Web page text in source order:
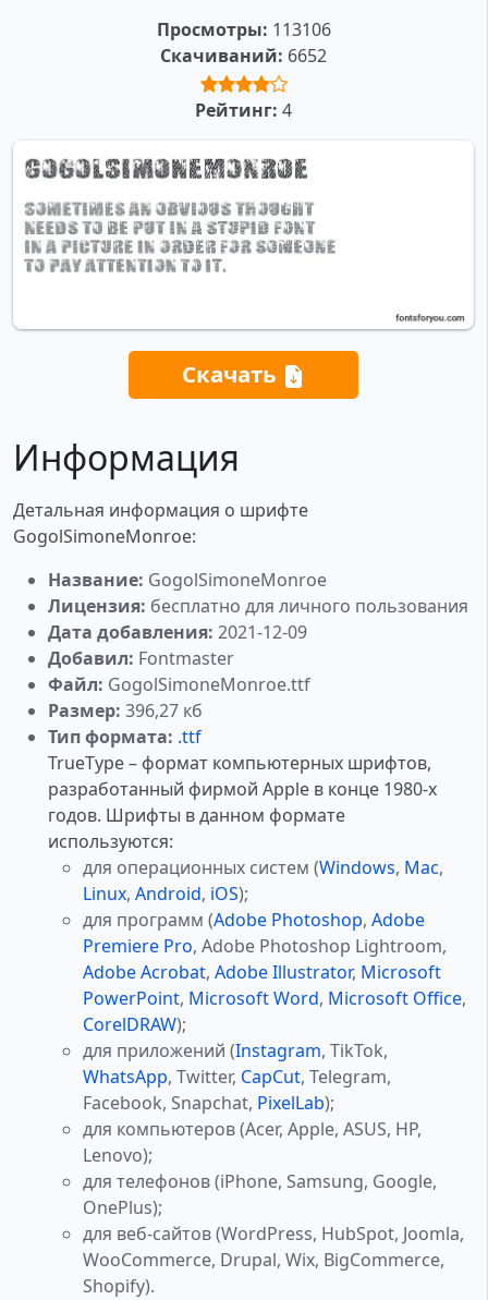
Просмотры: 113106
Скачиваний: 6652
Рейтинг: 4
Скачать
Информация
Детальная информация о шрифте
GogolSimoneMonroe:
Название: GogolSimoneMonroe
Лицензия: бесплатно для личного пользования
Дата добавления: 2021-12-09
Добавил: Fontmaster
Файл: GogolSimoneMonroe.ttf
Размер: 396,27 кб
Тип формата: .ttf
TrueType – формат компьютерных шрифтов,
разработанный фирмой Apple в конце 1980-х
годов. Шрифты в данном формате
используются:
для операционных систем (Windows, Mac,
Linux, Android, iOS);
для программ (Adobe Photoshop, Adobe
Premiere Pro, Adobe Photoshop Lightroom,
Adobe Acrobat, Adobe Illustrator, Microsoft
PowerPoint, Microsoft Word, Microsoft Office,
CorelDRAW);
для приложений (Instagram, TikTok,
WhatsApp, Twitter, CapCut, Telegram,
Facebook, Snapchat, PixelLab);
для компьютеров (Acer, Apple, ASUS, HP,
Lenovo);
для телефонов (iPhone, Samsung, Google,
OnePlus);
для веб-сайтов (WordPress, HubSpot, Joomla,
WooCommerce, Drupal, Wix, BigCommerce,
Shopify).